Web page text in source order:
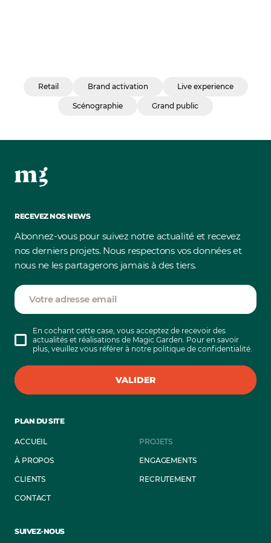
Retail Brand activation Live experience
Scénographie Grand public
RECEVEZ NOS NEWS
Abonnez-vous pour suivez notre actualité et recevez
nos derniers projets. Nous respectons vos données et
nous ne les partagerons jamais à des tiers.
Votre adresse email
En cochant cette case, vous acceptez de recevoir des
actualités et réalisations de Magic Garden. Pour en savoir
plus, veuillez vous référer à notre politique de confidentialité.
VALIDER
PLAN DU SITE
ACCUEIL PROJETS
À PROPOS ENGAGEMENTS
CLIENTS RECRUTEMENT
CONTACT
SUIVEZ-NOUS